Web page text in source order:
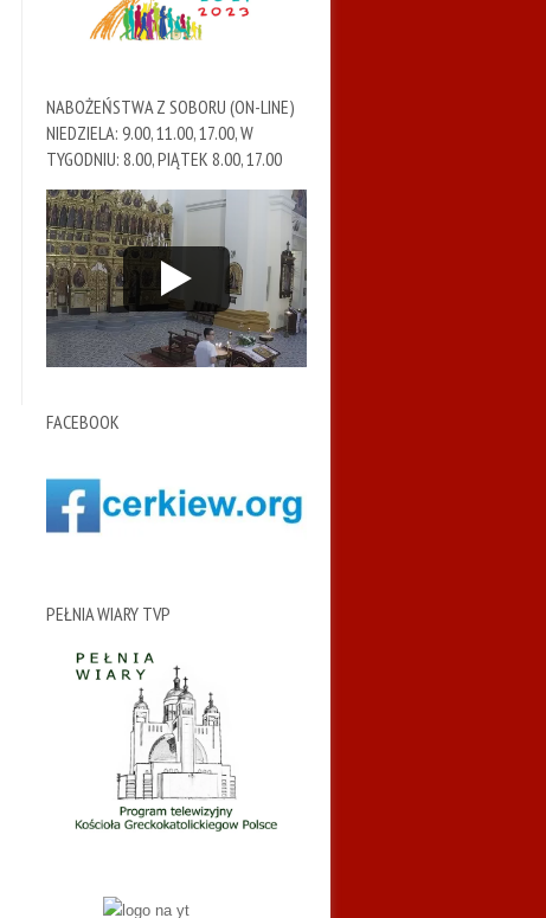
NABOŻEŃSTWA Z SOBORU (ON-LINE)
NIEDZIELA: 9.00, 11.00, 17.00, W
TYGODNIU: 8.00, PIĄTEK 8.00, 17.00
FACEBOOK
PEŁNIA WIARY TVP